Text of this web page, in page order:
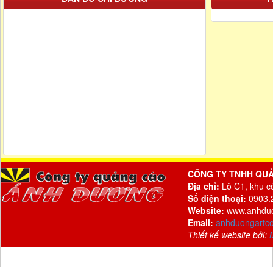
CÔNG TY TNHH
Địa chỉ: Lô C1, khu
Số điện thoại:
Website:
Email:
Thiết kế website bởi: